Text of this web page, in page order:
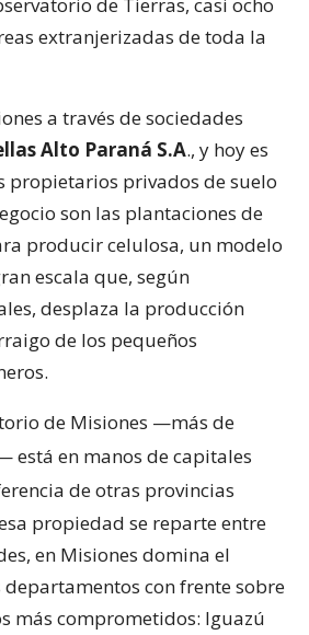
extranjerizadas de toda la
a través de sociedades
Alto Paraná S.A., y hoy es
propietarios privados de suelo
son las plantaciones de
producir celulosa, un modelo
escala que, según
desplaza la producción
de los pequeños
de Misiones —más de
está en manos de capitales
de otras provincias
propiedad se reparte entre
en Misiones domina el
con frente sobre
más comprometidos: Iguazú